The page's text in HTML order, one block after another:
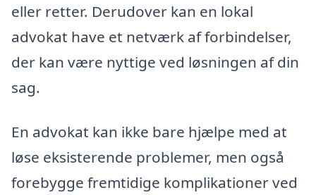
eller retter. Derudover kan en lokal
advokat have et netværk af forbindelser,
der kan være nyttige ved løsningen af din
sag.
En advokat kan ikke bare hjælpe med at
løse eksisterende problemer, men også
forebygge fremtidige komplikationer ved